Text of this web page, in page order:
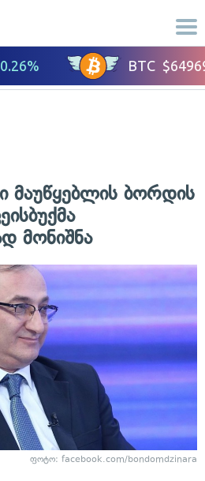
მაუწყებლის ბორდის
მონიშნა
ფოტო: facebook.com/bondomdzinara